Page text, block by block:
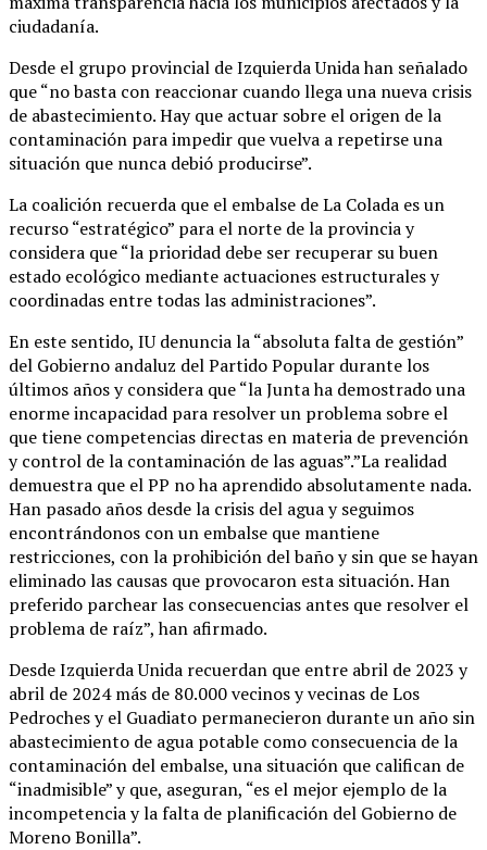
ciudadanía.
Desde el grupo provincial de Izquierda Unida han señalado
que “no basta con reaccionar cuando llega una nueva crisis
de abastecimiento. Hay que actuar sobre el origen de la
contaminación para impedir que vuelva a repetirse una
situación que nunca debió producirse”.
La coalición recuerda que el embalse de La Colada es un
recurso “estratégico” para el norte de la provincia y
considera que “la prioridad debe ser recuperar su buen
estado ecológico mediante actuaciones estructurales y
coordinadas entre todas las administraciones”.
En este sentido, IU denuncia la “absoluta falta de gestión”
del Gobierno andaluz del Partido Popular durante los
últimos años y considera que “la Junta ha demostrado una
enorme incapacidad para resolver un problema sobre el
que tiene competencias directas en materia de prevención
y control de la contaminación de las aguas”.”La realidad
demuestra que el PP no ha aprendido absolutamente nada.
Han pasado años desde la crisis del agua y seguimos
encontrándonos con un embalse que mantiene
restricciones, con la prohibición del baño y sin que se hayan
eliminado las causas que provocaron esta situación. Han
preferido parchear las consecuencias antes que resolver el
problema de raíz”, han afirmado.
Desde Izquierda Unida recuerdan que entre abril de 2023 y
abril de 2024 más de 80.000 vecinos y vecinas de Los
Pedroches y el Guadiato permanecieron durante un año sin
abastecimiento de agua potable como consecuencia de la
contaminación del embalse, una situación que califican de
“inadmisible” y que, aseguran, “es el mejor ejemplo de la
incompetencia y la falta de planificación del Gobierno de
Moreno Bonilla”.